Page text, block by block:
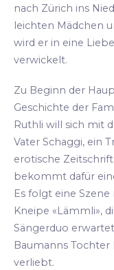
nach Zürich ins
leichten Mädchen
wird er in eine
verwickelt.
Zu Beginn der
Geschichte der
Ruthli will sich mit
Vater Schaggi, ein
erotische
bekommt dafür
Es folgt eine
Kneipe «Lämmli»,
Sängerduo
Baumanns
verliebt.